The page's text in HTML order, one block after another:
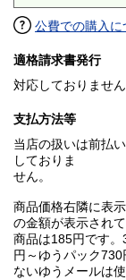
公費での購入に
適格請求書発行
対応しておりません
支払方法等
当店の扱いは前払
しておりま
せん。
商品価格右隣に表
の金額が表示され
商品は185円です
円～ゆうパック
ないゆうメールは使